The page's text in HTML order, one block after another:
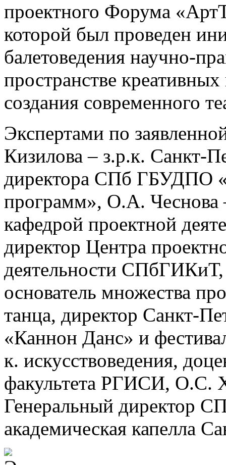
проектного Форума
которой был проведен
балетоведения научно-
пространстве
создания современного
Экспертами по
Кизилова – з.р.к. Санкт-
директора СПб ГБУДПО
программ», О.А. Чеснова
кафедрой проектной
директор Центра
деятельности
основатель множества
танца, директор Санкт-
«Каннон Данс» и
к. искусствоведения,
факультета РГИСИ, О.С.
Генеральный директор
академическая капелла